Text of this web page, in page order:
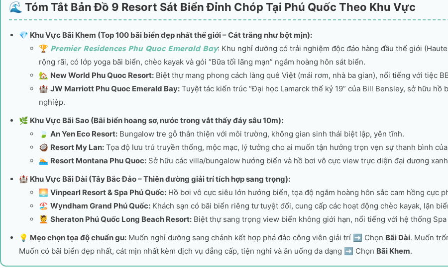
🌊 Tóm Tắt Bản Đồ 9 Resort Sát Biển Đỉnh Chóp Tại Phú Quốc Theo Khu Vực
💎 Khu Vực Bãi Khem (Top 100 bãi biển đẹp nhất thế giới – Cát trắng như bột mịn):
🏆 Premier Residences Phu Quoc Emerald Bay: Khu nghỉ dưỡng có trải nghiệm độc đáo hàng đầu thế giới
rộng rãi, có lớp yoga bãi biển, chèo kayak và gói “Bữa tối lãng mạn” ngắm hoàng hôn sát biển.
🏡 New World Phu Quoc Resort: Biệt thự mang phong cách làng quê Việt (mái rơm, nhà ba gian), nổi tiếng với tiệc
🏰 JW Marriott Phu Quoc Emerald Bay: Tuyệt tác kiến trúc “Đại học Lamarck thế kỷ 19” của Bill Bensley, sở hữu
nghiệp.
🌿 Khu Vực Bãi Sao (Bãi biển hoang sơ, nước trong vắt thấy đáy sâu 10m):
🍃 An Yen Eco Resort: Bungalow tre gỗ thân thiện với môi trường, không gian sinh thái biệt lập, yên tĩnh.
🥥 Resort My Lan: Tọa độ lưu trú truyền thống, mộc mạc, lý tưởng cho ai muốn tận hưởng trọn vẹn sự thanh bình của
🏊 Resort Montana Phu Quoc: Sở hữu các villa/bungalow hướng biển và hồ bơi vô cực view trực diện đại dương
🏰 Khu Vực Bãi Dài (Tây Bắc Đảo – Thiên đường giải trí tích hợp sang trọng):
🌅 Vinpearl Resort & Spa Phú Quốc: Hồ bơi vô cực siêu lớn hướng biển, tọa độ ngắm hoàng hôn sắc cam hồng cực
🏖️ Wyndham Grand Phú Quốc: Khách sạn có bãi biển riêng tư tuyệt đối, cung cấp các hoạt động chèo kayak, lặn
💆 Sheraton Phú Quốc Long Beach Resort: Biệt thự sang trọng view biển không giới hạn, nổi tiếng với hệ thống
💡 Mẹo chọn tọa độ chuẩn gu: Muốn nghỉ dưỡng sang chảnh kết hợp phá đảo công viên giải trí ➡️ Chọn Bãi Dài. Muốn
Muốn có bãi biển đẹp nhất, cát mịn nhất kèm dịch vụ đẳng cấp, tiện nghi và ăn uống đa dạng ➡️ Chọn Bãi Khem.